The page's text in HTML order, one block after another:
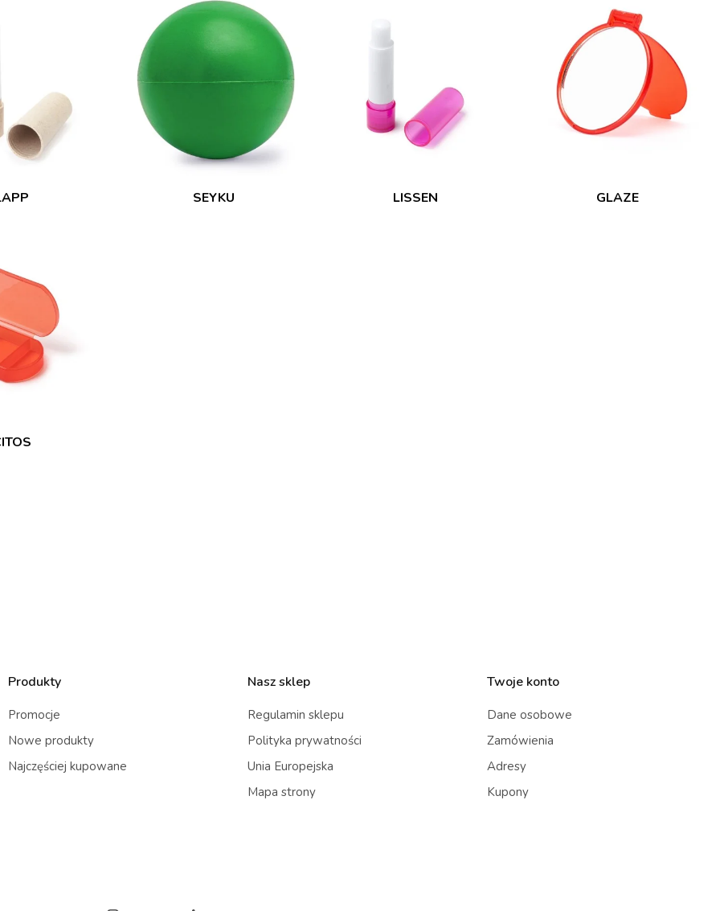
SEYKU LISSEN GLAZE
Produkty
Promocje
Nowe produkty
Najczęściej kupowane
Nasz sklep
Regulamin sklepu
Polityka prywatności
Unia Europejska
Mapa strony
Twoje konto
Dane osobowe
Zamówienia
Adresy
Kupony